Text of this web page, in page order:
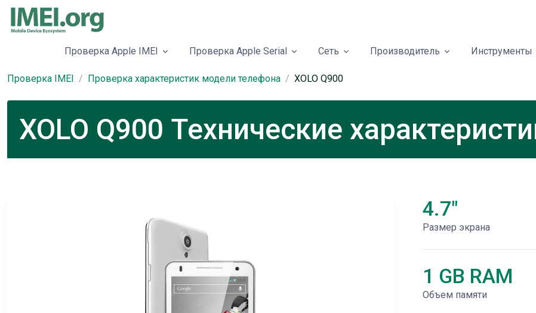
Проверка Apple IMEI Проверка Apple Serial Сеть Производитель Инструменты
Проверка IMEI Проверка характеристик модели телефона XOLO Q900
XOLO Q900 Технические
4.7"
Размер экрана
1 GB RAM
Объем памяти